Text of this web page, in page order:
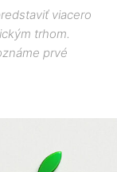
viacero
trhom.
prvé